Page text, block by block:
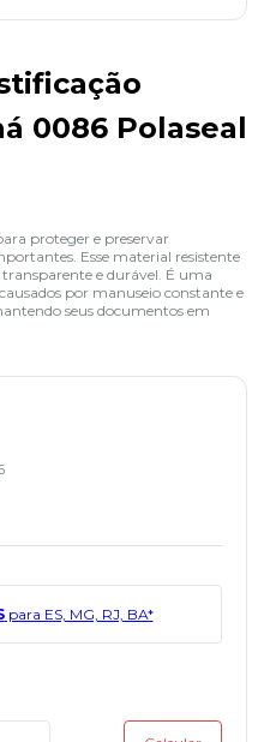
0086 Polaseal
proteger e preservar
Esse material resistente
e durável. É uma
por manuseio constante e
seus documentos em
para ES, MG, RJ, BA*